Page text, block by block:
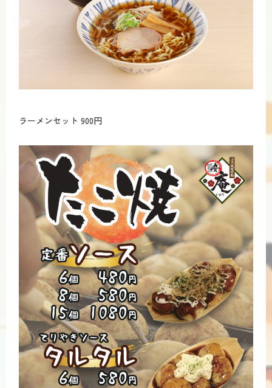
ラーメンセット 900円